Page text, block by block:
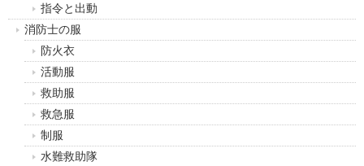
指令と出動
消防士の服
防火衣
活動服
救助服
救急服
制服
水難救助隊